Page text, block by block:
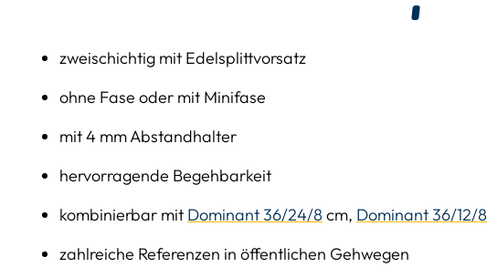
1
zweischichtig mit Edelsplittvorsatz
ohne Fase oder mit Minifase
mit 4 mm Abstandhalter
hervorragende Begehbarkeit
kombinierbar mit Dominant 36/24/8 cm, Dominant 36/12/8
zahlreiche Referenzen in öffentlichen Gehwegen